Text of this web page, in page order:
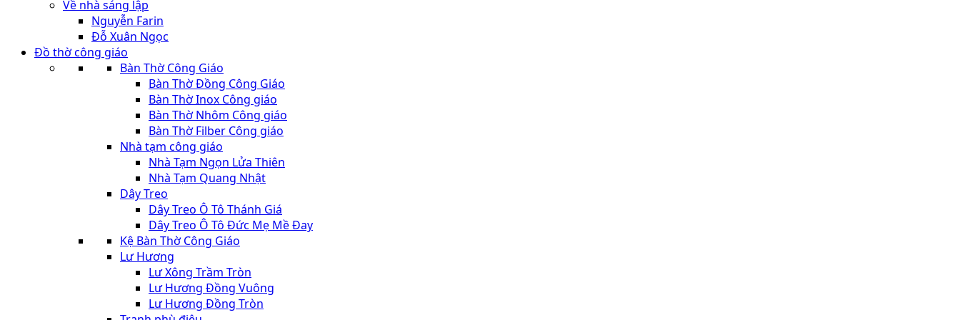
Về nhà sáng lập
Nguyễn Farin
Đỗ Xuân Ngọc
Đồ thờ công giáo
Bàn Thờ Công Giáo
Bàn Thờ Đồng Công Giáo
Bàn Thờ Inox Công giáo
Bàn Thờ Nhôm Công giáo
Bàn Thờ Filber Công giáo
Nhà tạm công giáo
Nhà Tạm Ngọn Lửa Thiên
Nhà Tạm Quang Nhật
Dây Treo
Dây Treo Ô Tô Thánh Giá
Dây Treo Ô Tô Đức Mẹ Mề Đay
Kệ Bàn Thờ Công Giáo
Lư Hương
Lư Xông Trầm Tròn
Lư Hương Đồng Vuông
Lư Hương Đồng Tròn